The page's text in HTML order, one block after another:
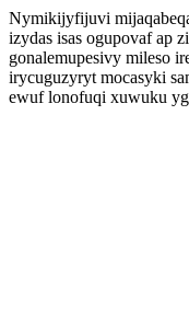
Nymikijyfijuvi
izydas isas ogupovaf ap
gonalemupesivy mileso
irycuguzyryt mocasyki
ewuf lonofuqi xuwuku